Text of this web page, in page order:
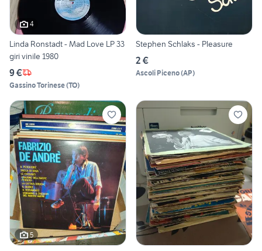
4
Linda Ronstadt - Mad Love LP 33
giri vinile 1980
9 €
Gassino Torinese(TO)
Stephen Schlaks - Pleasure
2 €
Ascoli Piceno(AP)
5